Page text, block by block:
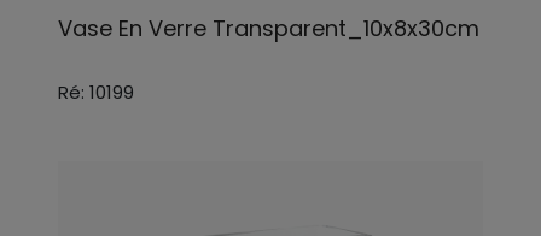
Vase En Verre Transparent_10x8x30cm
Ré: 10199